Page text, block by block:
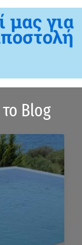
μας για
Blog